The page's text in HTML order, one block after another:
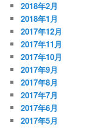
2018年2月
2018年1月
2017年12月
2017年11月
2017年10月
2017年9月
2017年8月
2017年7月
2017年6月
2017年5月